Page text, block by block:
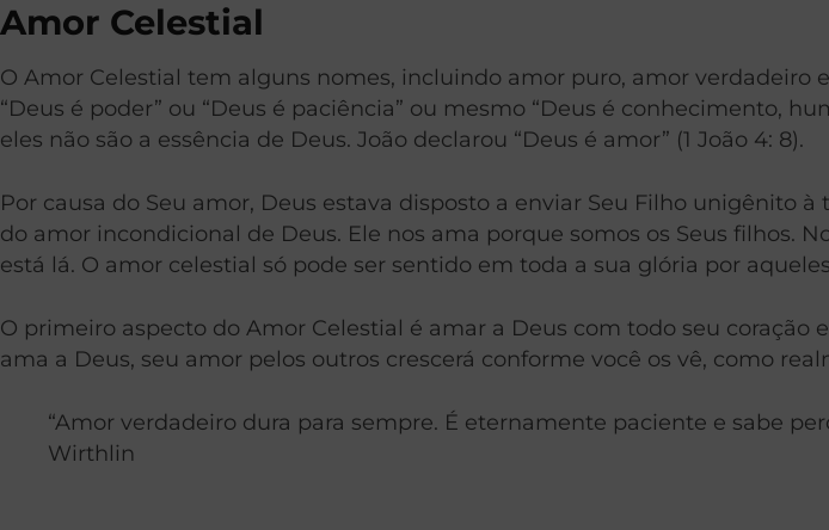
Amor Celestial
O Amor Celestial tem alguns nomes, incluindo amor puro, amor verdadeiro
“Deus é poder” ou “Deus é paciência” ou mesmo “Deus é conhecimento,
eles não são a essência de Deus. João declarou “Deus é amor” (1 João 4: 8).
Por causa do Seu amor, Deus estava disposto a enviar Seu Filho unigênito
do amor incondicional de Deus. Ele nos ama porque somos os Seus filhos.
está lá. O amor celestial só pode ser sentido em toda a sua glória por
O primeiro aspecto do Amor Celestial é amar a Deus com todo seu
ama a Deus, seu amor pelos outros crescerá conforme você os vê, como
“Amor verdadeiro dura para sempre. É eternamente paciente e sabe
Wirthlin